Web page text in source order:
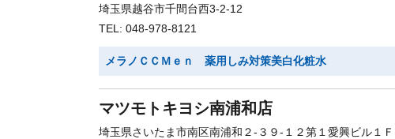
埼玉県越谷市千間台西3-2-12
TEL: 048-978-8121
メラノＣＣＭｅｎ 薬用しみ対策美白化粧水
マツモトキヨシ南浦和店
埼玉県さいたま市南区南浦和２-３９-１２第１愛興ビル１Ｆ